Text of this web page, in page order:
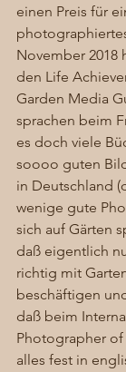
einen Preis für
November 2018
den Life
Garden Media
sprachen beim
es doch viele
soooo guten
in Deutschland
wenige gute
sich auf Gärten
daß eigentlich
richtig mit
beschäftigen
daß beim
Photographer of
alles fest in